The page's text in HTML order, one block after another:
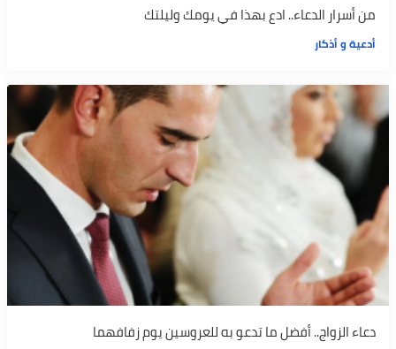
من أسرار الدعاء.. ادع بهذا في يومك وليلتك
أدعية و أذكار
دعاء الزواج.. أفضل ما تدعو به للعروسين يوم زفافهما